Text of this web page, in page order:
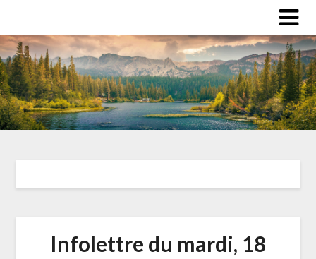
Infolettre du mardi, 18